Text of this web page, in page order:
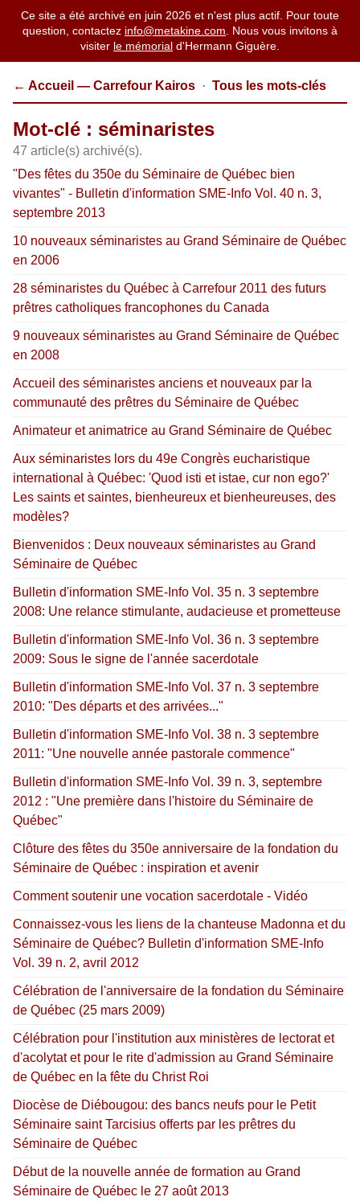
Ce site a été archivé en juin 2026 et n'est plus actif. Pour toute
question, contactez info@metakine.com . Nous vous invitons à
visiter le mémorial d'Hermann Giguère.
← Accueil — Carrefour Kairos · Tous les mots-clés
Mot-clé : séminaristes
47 article(s) archivé(s).
"Des fêtes du 350e du Séminaire de Québec bien
vivantes" - Bulletin d'information SME-Info Vol. 40 n. 3,
septembre 2013
10 nouveaux séminaristes au Grand Séminaire de Québec
en 2006
28 séminaristes du Québec à Carrefour 2011 des futurs
prêtres catholiques francophones du Canada
9 nouveaux séminaristes au Grand Séminaire de Québec
en 2008
Accueil des séminaristes anciens et nouveaux par la
communauté des prêtres du Séminaire de Québec
Animateur et animatrice au Grand Séminaire de Québec
Aux séminaristes lors du 49e Congrès eucharistique
international à Québec: 'Quod isti et istae, cur non ego?'
Les saints et saintes, bienheureux et bienheureuses, des
modèles?
Bienvenidos : Deux nouveaux séminaristes au Grand
Séminaire de Québec
Bulletin d'information SME-Info Vol. 35 n. 3 septembre
2008: Une relance stimulante, audacieuse et prometteuse
Bulletin d'information SME-Info Vol. 36 n. 3 septembre
2009: Sous le signe de l'année sacerdotale
Bulletin d'information SME-Info Vol. 37 n. 3 septembre
2010: "Des départs et des arrivées..."
Bulletin d'information SME-Info Vol. 38 n. 3 septembre
2011: "Une nouvelle année pastorale commence"
Bulletin d'information SME-Info Vol. 39 n. 3, septembre
2012 : "Une première dans l'histoire du Séminaire de
Québec"
Clôture des fêtes du 350e anniversaire de la fondation du
Séminaire de Québec : inspiration et avenir
Comment soutenir une vocation sacerdotale - Vidéo
Connaissez-vous les liens de la chanteuse Madonna et du
Séminaire de Québec? Bulletin d'information SME-Info
Vol. 39 n. 2, avril 2012
Célébration de l'anniversaire de la fondation du Séminaire
de Québec (25 mars 2009)
Célébration pour l'institution aux ministères de lectorat et
d'acolytat et pour le rite d'admission au Grand Séminaire
de Québec en la fête du Christ Roi
Diocèse de Diébougou: des bancs neufs pour le Petit
Séminaire saint Tarcisius offerts par les prêtres du
Séminaire de Québec
Début de la nouvelle année de formation au Grand
Séminaire de Québec le 27 août 2013